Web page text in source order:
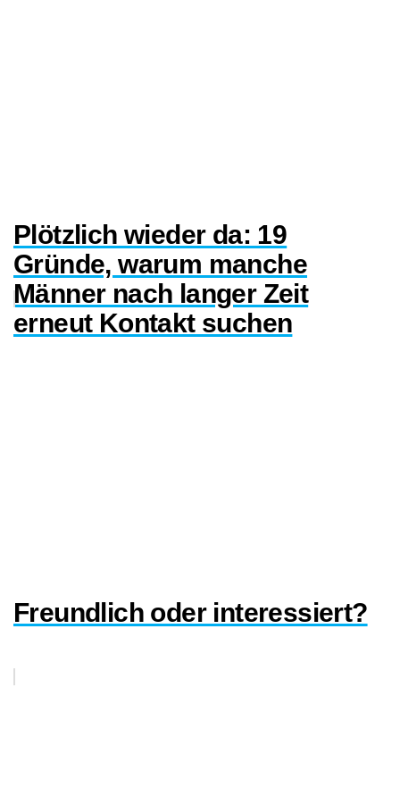
Plötzlich wieder da: 19
Gründe, warum manche
Männer nach langer Zeit
erneut Kontakt suchen
Freundlich oder interessiert?